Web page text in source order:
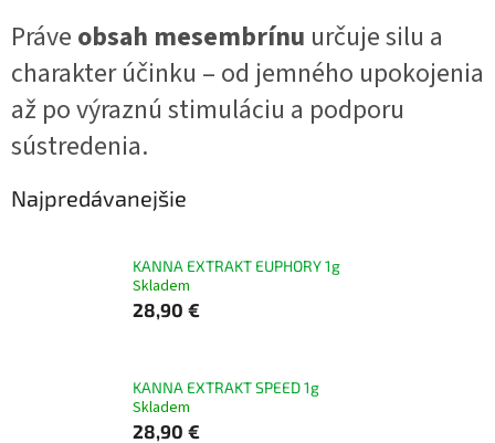
Práve obsah mesembrínu určuje silu a
charakter účinku – od jemného upokojenia
až po výraznú stimuláciu a podporu
sústredenia.
Najpredávanejšie
KANNA EXTRAKT EUPHORY 1g
Skladem
28,90 €
KANNA EXTRAKT SPEED 1g
Skladem
28,90 €